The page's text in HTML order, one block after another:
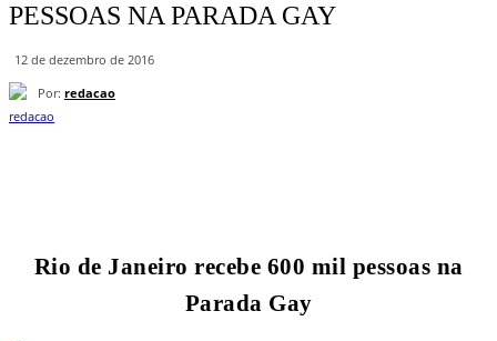
PESSOAS NA PARADA GAY
12 de dezembro de 2016
Por: redacao
Rio de Janeiro recebe 600 mil pessoas na
Parada Gay